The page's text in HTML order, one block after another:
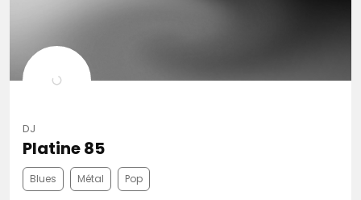
DJ
Platine 85
Blues Métal Pop